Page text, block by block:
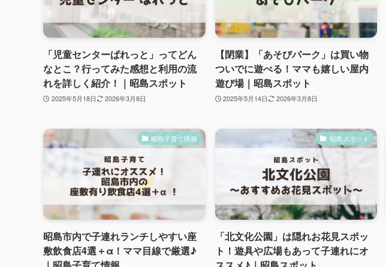
「児童センターぱれっと」ってどん
なとこ？行ってみた感想と利用の流
れを詳しく紹介！｜昭島スポット
2025年5月18日 2026年3月8日
【閉業】「あそびパーク」は買い物
ついでに遊べる！ママも嬉しい屋内
遊び場｜昭島スポット
2025年5月14日 2026年3月8日
昭島子育て情報
昭島市内で子連れランチしやすい座
敷飲食店4選＋α！ママ目線で厳選♪
昭島スポット
「北文化公園」は隠れお花見スポッ
ト！遊具や広場もあって子連れにオ